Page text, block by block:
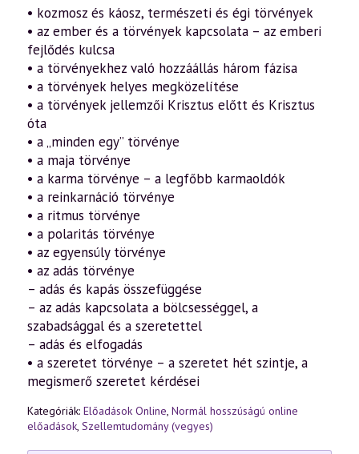
(2014.07.19.)
mennyiség
• kozmosz és káosz, természeti és égi törvények
• az ember és a törvények kapcsolata – az emberi
fejlődés kulcsa
• a törvényekhez való hozzáállás három fázisa
• a törvények helyes megközelítése
• a törvények jellemzői Krisztus előtt és Krisztus
óta
• a „minden egy” törvénye
• a maja törvénye
• a karma törvénye – a legfőbb karmaoldók
• a reinkarnáció törvénye
• a ritmus törvénye
• a polaritás törvénye
• az egyensúly törvénye
• az adás törvénye
– adás és kapás összefüggése
– az adás kapcsolata a bölcsességgel, a
szabadsággal és a szeretettel
– adás és elfogadás
• a szeretet törvénye – a szeretet hét szintje, a
megismerő szeretet kérdései
Kategóriák: Előadások Online, Normál hosszúságú online
előadások, Szellemtudomány (vegyes)